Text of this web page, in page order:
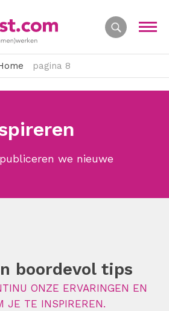
pagina 8
we nieuwe
boordevol tips
ONZE ERVARINGEN EN
JE TE INSPIREREN.